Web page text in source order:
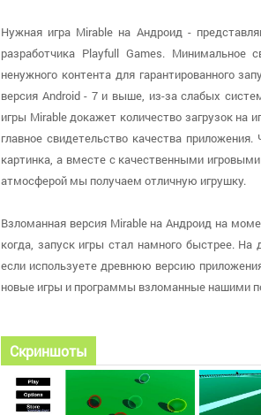
Нужная игра Mirable на Андроид -
разработчика Playfull Games. Минимальное
ненужного контента для гарантированного
версия Android - 7 и выше, из-за слабых
игры Mirable докажет количество загрузок на
главное свидетельство качества
картинка, а вместе с качественными
атмосферой мы получаем отличную игрушку.
Взломанная версия Mirable на Андроид на
когда, запуск игры стал намного быстрее.
если используете древнюю версию
новые игры и программы взломанные нашими
Скриншоты